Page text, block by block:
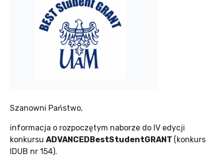
Szanowni Państwo,
informacja o rozpoczętym naborze do IV edycji
konkursu ADVANCEDBestStudentGRANT (konkurs
IDUB nr 154).